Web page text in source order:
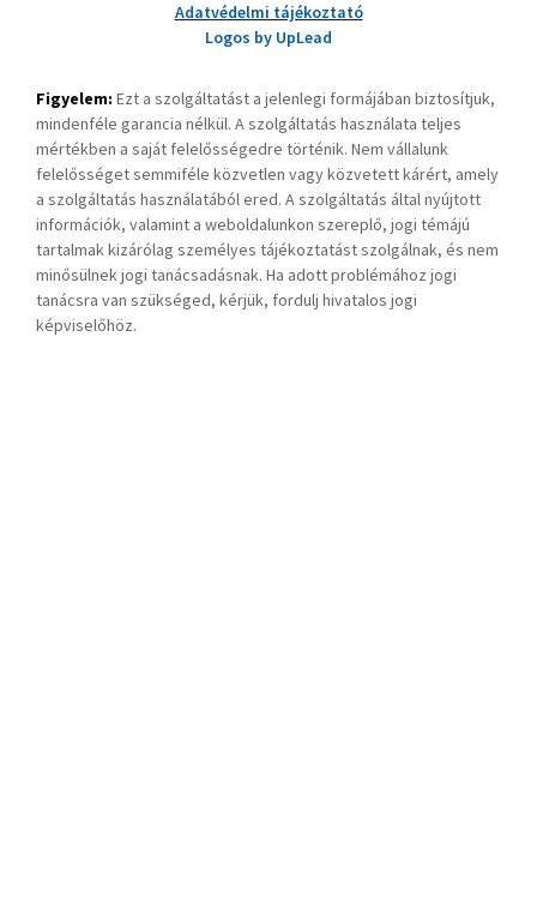
Adatvédelmi tájékoztató
Logos by UpLead
Figyelem: Ezt a szolgáltatást a jelenlegi formájában biztosítjuk,
mindenféle garancia nélkül. A szolgáltatás használata teljes
mértékben a saját felelősségedre történik. Nem vállalunk
felelősséget semmiféle közvetlen vagy közvetett kárért, amely
a szolgáltatás használatából ered. A szolgáltatás által nyújtott
információk, valamint a weboldalunkon szereplő, jogi témájú
tartalmak kizárólag személyes tájékoztatást szolgálnak, és nem
minősülnek jogi tanácsadásnak. Ha adott problémához jogi
tanácsra van szükséged, kérjük, fordulj hivatalos jogi
képviselőhöz.